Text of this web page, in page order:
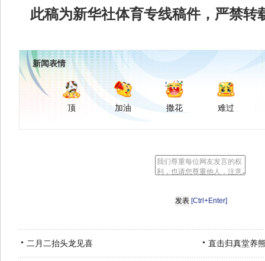
此稿为新华社体育专线稿件，严禁转
新闻表情
顶 加油 撒花 难过
[Ctrl+Enter]
二月二抬头龙见喜 直击归真堂养